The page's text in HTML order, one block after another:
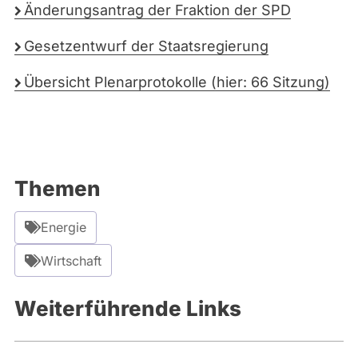
e
Änderungsantrag der Fraktion der SPD
Gesetzentwurf der Staatsregierung
Übersicht Plenarprotokolle (hier: 66 Sitzung)
Themen
Energie
Wirtschaft
Weiterführende Links